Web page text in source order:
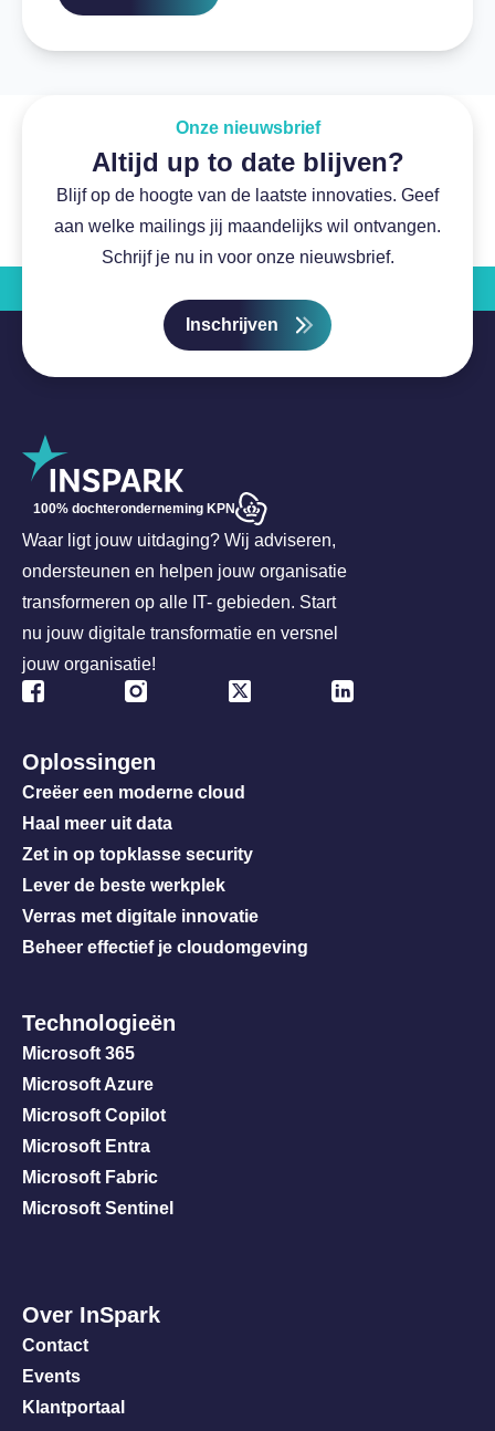
Onze nieuwsbrief
Altijd up to date blijven?
Blijf op de hoogte van de laatste innovaties. Geef
aan welke mailings jij maandelijks wil ontvangen.
Schrijf je nu in voor onze nieuwsbrief.
Inschrijven
100% dochteronderneming KPN
Waar ligt jouw uitdaging? Wij adviseren,
ondersteunen en helpen jouw organisatie
transformeren op alle IT- gebieden. Start
nu jouw digitale transformatie en versnel
jouw organisatie!
Oplossingen
Creëer een moderne cloud
Haal meer uit data
Zet in op topklasse security
Lever de beste werkplek
Verras met digitale innovatie
Beheer effectief je cloudomgeving
Technologieën
Microsoft 365
Microsoft Azure
Microsoft Copilot
Microsoft Entra
Microsoft Fabric
Microsoft Sentinel
Over InSpark
Contact
Events
Klantportaal